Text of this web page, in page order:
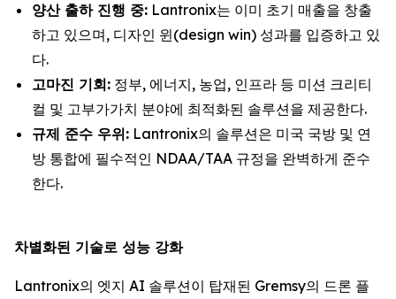
양산 출하 진행 중: Lantronix는 이미 초기 매출을 창출
하고 있으며, 디자인 윈(design win) 성과를 입증하고 있
다.
고마진 기회: 정부, 에너지, 농업, 인프라 등 미션 크리티
컬 및 고부가가치 분야에 최적화된 솔루션을 제공한다.
규제 준수 우위: Lantronix의 솔루션은 미국 국방 및 연
방 통합에 필수적인 NDAA/TAA 규정을 완벽하게 준수
한다.
차별화된 기술로 성능 강화
Lantronix의 엣지 AI 솔루션이 탑재된 Gremsy의 드론 플